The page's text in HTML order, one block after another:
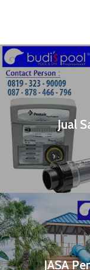
Jual
JASA